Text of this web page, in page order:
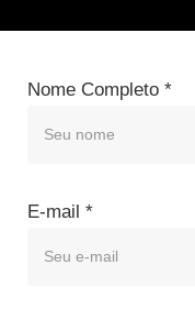
Nome Completo *
E-mail *